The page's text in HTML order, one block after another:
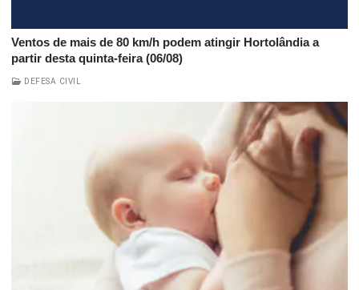
Ventos de mais de 80 km/h podem atingir Hortolândia a
partir desta quinta-feira (06/08)
DEFESA CIVIL